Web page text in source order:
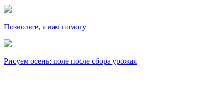
Позвольте, я вам помогу
Рисуем осень: поле после сбора урожая